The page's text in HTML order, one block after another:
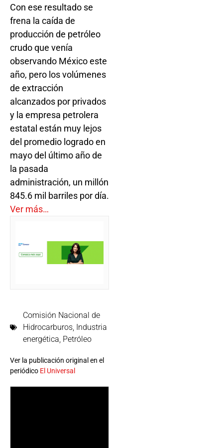
Con ese resultado se
frena la caída de
producción de petróleo
crudo que venía
observando México este
año, pero los volúmenes
de extracción
alcanzados por privados
y la empresa petrolera
estatal están muy lejos
del promedio logrado en
mayo del último año de
la pasada
administración, un millón
845.6 mil barriles por día.
Ver más…
Comisión Nacional de
Hidrocarburos, Industria
energética, Petróleo
Ver la publicación original en el
periódico El Universal